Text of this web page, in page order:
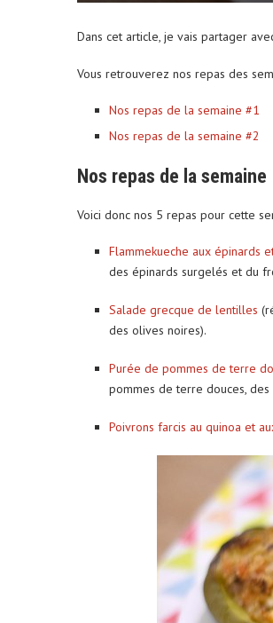
Dans cet article, je vais partager
Vous retrouverez nos repas des
Nos repas de la semaine #1
Nos repas de la semaine #2
Nos repas de la semaine
Voici donc nos 5 repas pour cette
Flammekueche aux épinards
des épinards surgelés et du
Salade grecque de lentilles
des olives noires).
Purée de pommes de terre
pommes de terre douces,
Poivrons farcis au quinoa et
photos : le petit format